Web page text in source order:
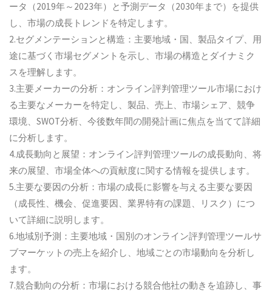
ータ（2019年～2023年）と予測データ（2030年まで）を提供
し、市場の成長トレンドを特定します。
2.セグメンテーションと構造：主要地域・国、製品タイプ、用
途に基づく市場セグメントを示し、市場の構造とダイナミク
スを理解します。
3.主要メーカーの分析：オンライン評判管理ツール市場におけ
る主要なメーカーを特定し、製品、売上、市場シェア、競争
環境、SWOT分析、今後数年間の開発計画に焦点を当てて詳細
に分析します。
4.成長動向と展望：オンライン評判管理ツールの成長動向、将
来の展望、市場全体への貢献度に関する情報を提供します。
5.主要な要因の分析：市場の成長に影響を与える主要な要因
（成長性、機会、促進要因、業界特有の課題、リスク）につ
いて詳細に説明します。
6.地域別予測：主要地域・国別のオンライン評判管理ツールサ
ブマーケットの売上を紹介し、地域ごとの市場動向を分析し
ます。
7.競合動向の分析：市場における競合他社の動きを追跡し、事